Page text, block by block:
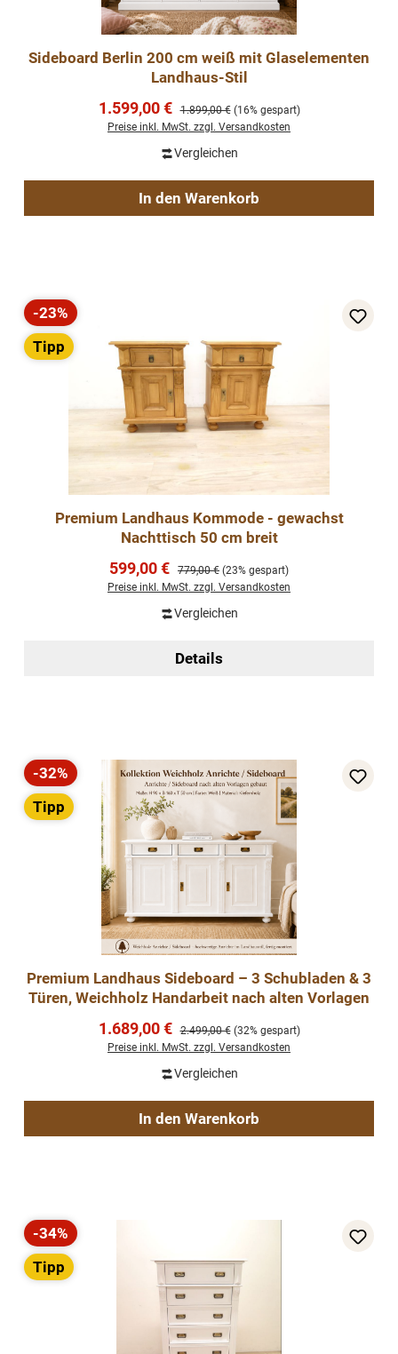
Sideboard Berlin 200 cm weiß mit Glaselementen
Landhaus-Stil
Verkaufspreis:
1.599,00 € Regulärer Preis:
1.899,00 € (16% gespart)
Preise inkl. MwSt. zzgl. Versandkosten
Vergleichen
In den Warenkorb
Rabatt
-23%
Tipp
Premium Landhaus Kommode - gewachst
Nachttisch 50 cm breit
Verkaufspreis:
599,00 € Regulärer Preis:
779,00 € (23% gespart)
Preise inkl. MwSt. zzgl. Versandkosten
Vergleichen
Details
Rabatt
-32%
Tipp
Premium Landhaus Sideboard – 3 Schubladen & 3
Türen, Weichholz Handarbeit nach alten Vorlagen
Verkaufspreis:
1.689,00 € Regulärer Preis:
2.499,00 € (32% gespart)
Preise inkl. MwSt. zzgl. Versandkosten
Vergleichen
In den Warenkorb
Rabatt
-34%
Tipp